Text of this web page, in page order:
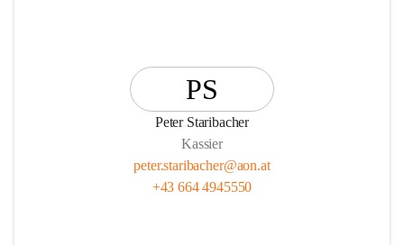
PS
Peter Staribacher
Kassier
peter.staribacher@aon.at
+43 664 4945550